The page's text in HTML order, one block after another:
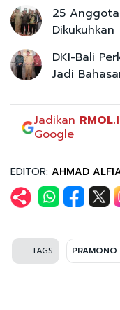
25
Dikukuhkan
DKI-Bali
Jadi
Jadikan
Google
EDITOR: AHMAD
TAGS